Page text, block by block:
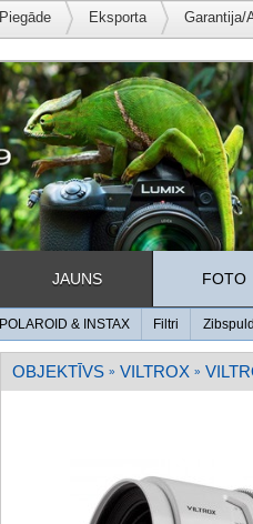
Piegāde Eksporta Garantija/
JAUNS FOTO
POLAROID & INSTAX Filtri
OBJEKTĪVS » VILTROX »